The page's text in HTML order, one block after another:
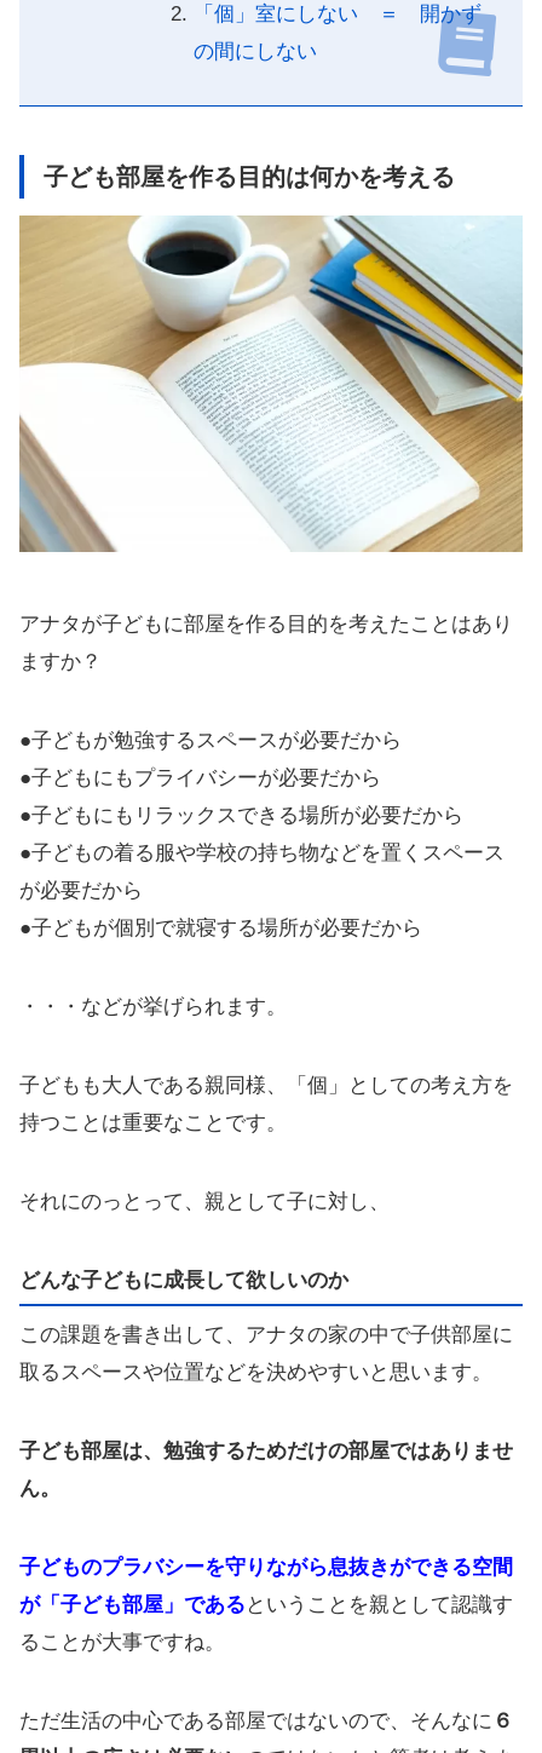
「個」室にしない ＝ 開かず
の間にしない
子ども部屋を作る目的は何かを考える
アナタが子どもに部屋を作る目的を考えたことはあり
ますか？
●子どもが勉強するスペースが必要だから
●子どもにもプライバシーが必要だから
●子どもにもリラックスできる場所が必要だから
●子どもの着る服や学校の持ち物などを置くスペース
が必要だから
●子どもが個別で就寝する場所が必要だから
・・・などが挙げられます。
子どもも大人である親同様、「個」としての考え方を
持つことは重要なことです。
それにのっとって、親として子に対し、
どんな子どもに成長して欲しいのか
この課題を書き出して、アナタの家の中で子供部屋に
取るスペースや位置などを決めやすいと思います。
子ども部屋は、勉強するためだけの部屋ではありませ
ん。
子どものプラバシーを守りながら息抜きができる空間
が「子ども部屋」である ということを親として認識す
ることが大事ですね。
ただ生活の中心である部屋ではないので、そんなに ６